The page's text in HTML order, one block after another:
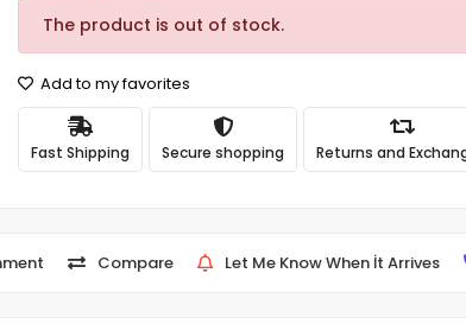
The product is out of stock.
Add to my favorites
Fast Shipping Secure shopping Returns and
Compare Let Me Know When İt Arrives